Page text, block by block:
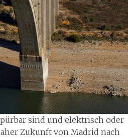
sind und elektrisch oder
Zukunft von Madrid nach